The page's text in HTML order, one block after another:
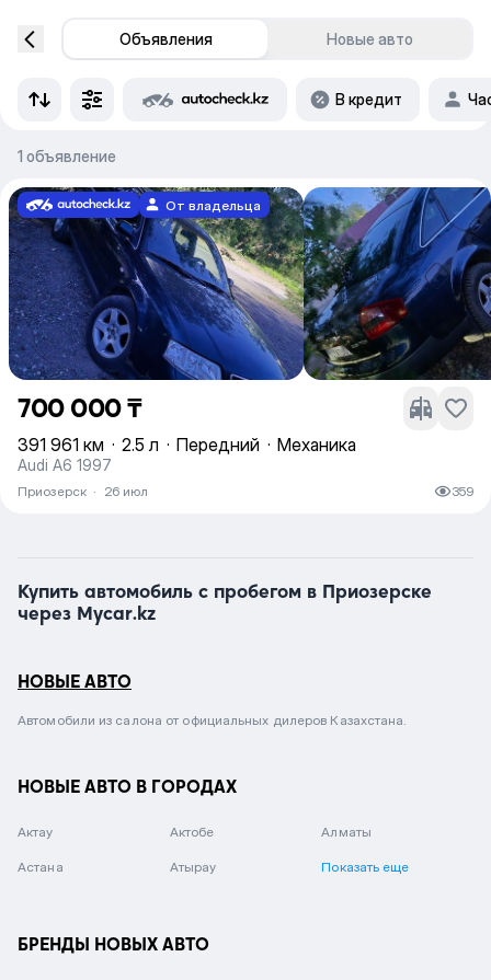
Объявления Новые авто
В кредит
1 объявление
От владельца
700 000 ₸
391 961 км · 2.5 л · Передний · Механика
Audi A6 1997
Приозерск · 26 июл 359
Купить автомобиль с пробегом в Приозерске
через Mycar.kz
НОВЫЕ АВТО
Автомобили из салона от официальных дилеров Казахстана.
НОВЫЕ АВТО В ГОРОДАХ
Актау Актобе Алматы
Астана Атырау Показать еще
БРЕНДЫ НОВЫХ АВТО